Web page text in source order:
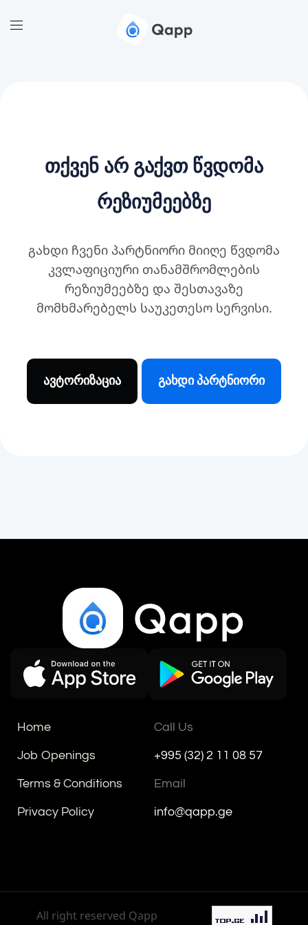
Თქვენ Არ Გაქვთ Წვდომა
Რეზიუმეებზე
გახდი ჩვენი პარტნიორი მიიღე წვდომა
კვლაფიციური თანამშრომლების
რეზიუმეებზე და შესთავაზე
მომხმარებელს საუკეთესო სერვისი.
ავტორიზაცია გახდი პარტნიორი
Home
Job Openings
Terms & Conditions
Privacy Policy
Call Us
+995 (32) 2 11 08 57
Email
info@qapp.ge
All right reserved Qapp